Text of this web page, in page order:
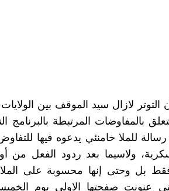
التوتر لازال سيد الموقف بين
بالمفاوضات المرتبطة بالبرنامج
للملا خامنئي يدعوه فيها
ولاسيما بعد ردود الفعل
بل وحتى إنها محسوبة على
عنونت صفحتها الاولى يوم